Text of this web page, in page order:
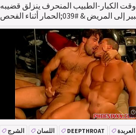
وقت الكبار-الطبيب المنحرف ينزلق قضيبه
الكبير إلى المريض & #039;الحمار أثناء الفحص
الروتيني!
الشرج اللسان DEEPTHROAT العربدة